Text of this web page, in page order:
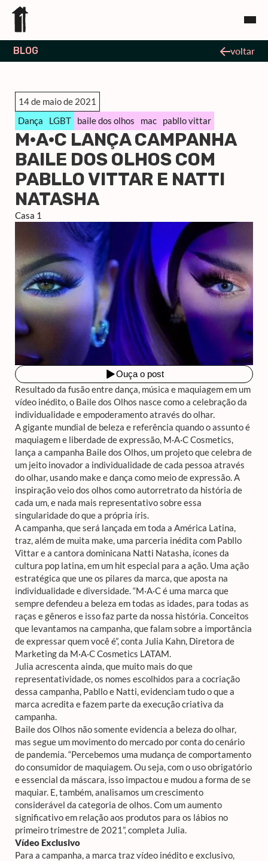
BLOG voltar
14 de maio de 2021
Dança
LGBT baile dos olhos mac pabllo vittar
M·A·C LANÇA CAMPANHA
BAILE DOS OLHOS COM
PABLLO VITTAR E NATTI
NATASHA
Casa 1
Resultado da fusão entre dança, música e maquiagem em um
vídeo inédito, o Baile dos Olhos nasce como a celebração da
individualidade e empoderamento através do olhar.
A gigante mundial de beleza e referência quando o assunto é
maquiagem e liberdade de expressão, M·A·C Cosmetics,
lança a campanha Baile dos Olhos, um projeto que celebra de
um jeito inovador a individualidade de cada pessoa através
do olhar, usando make e dança como meio de expressão. A
inspiração veio dos olhos como autorretrato da história de
cada um, e nada mais representativo sobre essa
singularidade do que a própria íris.
A campanha, que será lançada em toda a América Latina,
traz, além de muita make, uma parceria inédita com Pabllo
Vittar e a cantora dominicana Natti Natasha, ícones da
cultura pop latina, em um hit especial para a ação. Uma ação
estratégica que une os pilares da marca, que aposta na
individualidade e diversidade. “M·A·C é uma marca que
sempre defendeu a beleza em todas as idades, para todas as
raças e gêneros e isso faz parte da nossa história. Conceitos
que levantamos na campanha, que falam sobre a importância
de expressar quem você é”, conta Julia Kahn, Diretora de
Marketing da M·A·C Cosmetics LATAM.
Julia acrescenta ainda, que muito mais do que
representatividade, os nomes escolhidos para a cocriação
dessa campanha, Pabllo e Natti, evidenciam tudo o que a
marca acredita e fazem parte da execução criativa da
campanha.
Baile dos Olhos não somente evidencia a beleza do olhar,
mas segue um movimento do mercado por conta do cenário
de pandemia. “Percebemos uma mudança de comportamento
do consumidor de maquiagem. Ou seja, com o uso obrigatório
e essencial da máscara, isso impactou e mudou a forma de se
maquiar. E, também, analisamos um crescimento
considerável da categoria de olhos. Com um aumento
significativo em relação aos produtos para os lábios no
primeiro trimestre de 2021”, completa Julia.
Vídeo Exclusivo
Para a campanha, a marca traz vídeo inédito e exclusivo,